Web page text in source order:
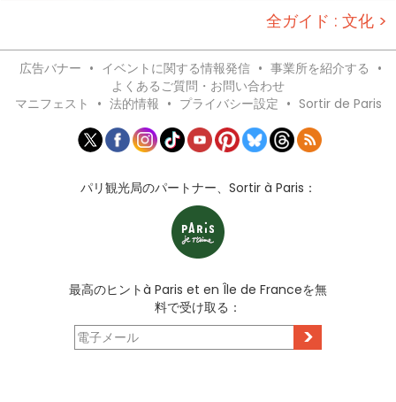
全ガイド : 文化 >
広告バナー • イベントに関する情報発信 • 事業所を紹介する •
よくあるご質問・お問い合わせ
マニフェスト
• 法的情報 • プライバシー設定 • Sortir de Paris
パリ観光局のパートナー、Sortir à Paris：
最高のヒントà Paris et en Île de Franceを無
料で受け取る：
>